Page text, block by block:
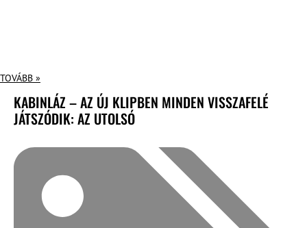
TOVÁBB »
KABINLÁZ – AZ ÚJ KLIPBEN MINDEN VISSZAFELÉ
JÁTSZÓDIK: AZ UTOLSÓ